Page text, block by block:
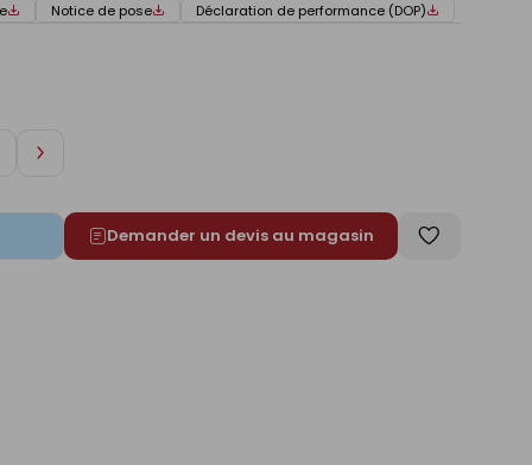
Notice de pose Déclaration de performance (DOP)
Augmenter
Demander un devis au magasin
Enregistrer